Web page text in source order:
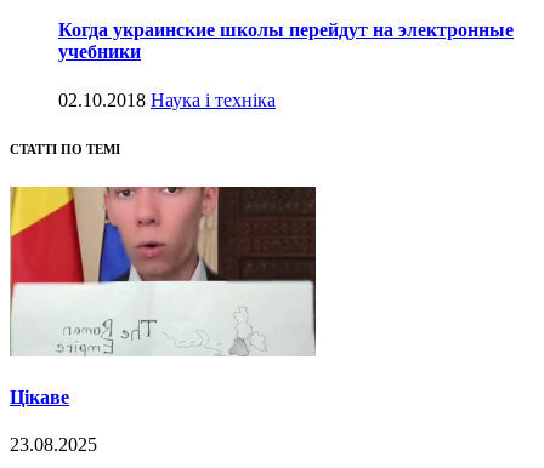
Когда украинские школы перейдут на электронные
учебники
02.10.2018 Наука і техніка
СТАТТІ ПО ТЕМІ
Цікаве
23.08.2025